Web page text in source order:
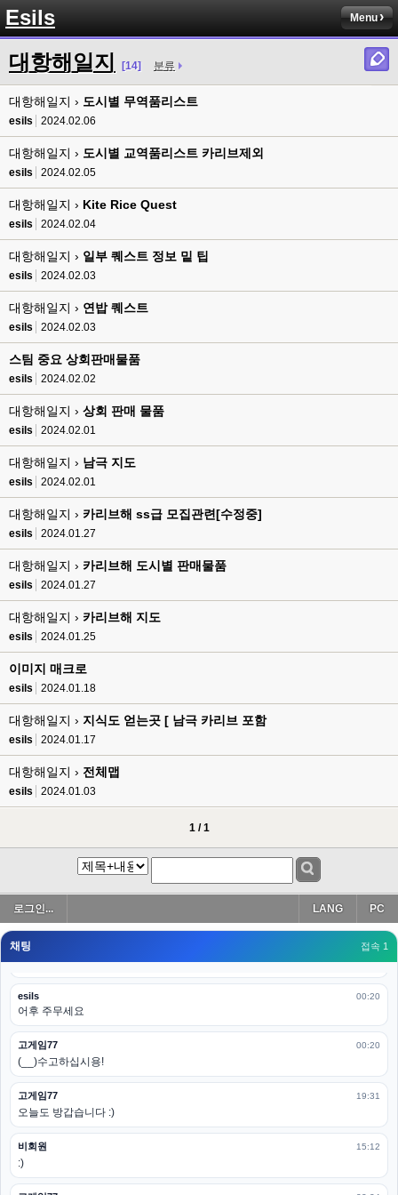
Esils Menu
대항해일지 [14] 분류
대항해일지 › 도시별 무역품리스트
esils 2024.02.06
대항해일지 › 도시별 교역품리스트 카리브제외
esils 2024.02.05
대항해일지 › Kite Rice Quest
esils 2024.02.04
대항해일지 › 일부 퀘스트 정보 밑 팁
esils 2024.02.03
대항해일지 › 연밥 퀘스트
esils 2024.02.03
스팀 중요 상회판매물품
esils 2024.02.02
대항해일지 › 상회 판매 물품
esils 2024.02.01
대항해일지 › 남극 지도
esils 2024.02.01
대항해일지 › 카리브해 ss급 모집관련[수정중]
esils 2024.01.27
대항해일지 › 카리브해 도시별 판매물품
esils 2024.01.27
대항해일지 › 카리브해 지도
esils 2024.01.25
이미지 매크로
esils 2024.01.18
대항해일지 › 지식도 얻는곳 [ 남극 카리브 포함
esils 2024.01.17
대항해일지 › 전체맵
esils 2024.01.03
1 / 1
로그인... PC
LANG
채팅 접속 1
esils 00:12
전 아녀요
고게임77 00:13
솔찍히 아직도 라이믹스보다 xe가 정이 더가긴합니다 ㅠ
솔직히 적응이 xe1이다보니깐 라이믹스는 비슷하면서 틀리니 적응이 안되요
그렇다고 코어랑 모듈 전부 마개조해버릴려니 난중 또 공식버전 올라오면 답
없을꺼같아서 ;;
esils
이제 정상동작이겟지 !
고게임77
오 정상 이네요!
비회원
ㅇ
esils
채팅치믄 바로 반영 정상 ㅋ
고게임77
접속자는 ip당 1명인가 보네요. 다른 브로우저로 접속해도 3명인거보면
esils
음
폰으로 접속해보니 3이 되는데
esils 00:18
나가도 3이네 하핫 ...
고게임77 00:18
ㅋㅋㅋㅋㅋㅋㅋㅋ
esils 00:19
이게 db 접속자수로 잡는형태로 해서 그런가 ;;
밑에 일반웹게임이 더있었네요
esils
esils 00:19
다 펼쳐두면 너무길어서 ..
esils 00:19
모바일로 보는데도 좀 불편하더라구요
고게임77 00:19
아 ㅋㅋ 내일도 심심하면 들리겠습니다. 벌써 12시가 넘었었네요
esils 00:20
어후 주무세요
고게임77 00:20
(__)수고하십시용!
고게임77 19:31
오늘도 방갑습니다 :)
비회원 15:12
:)